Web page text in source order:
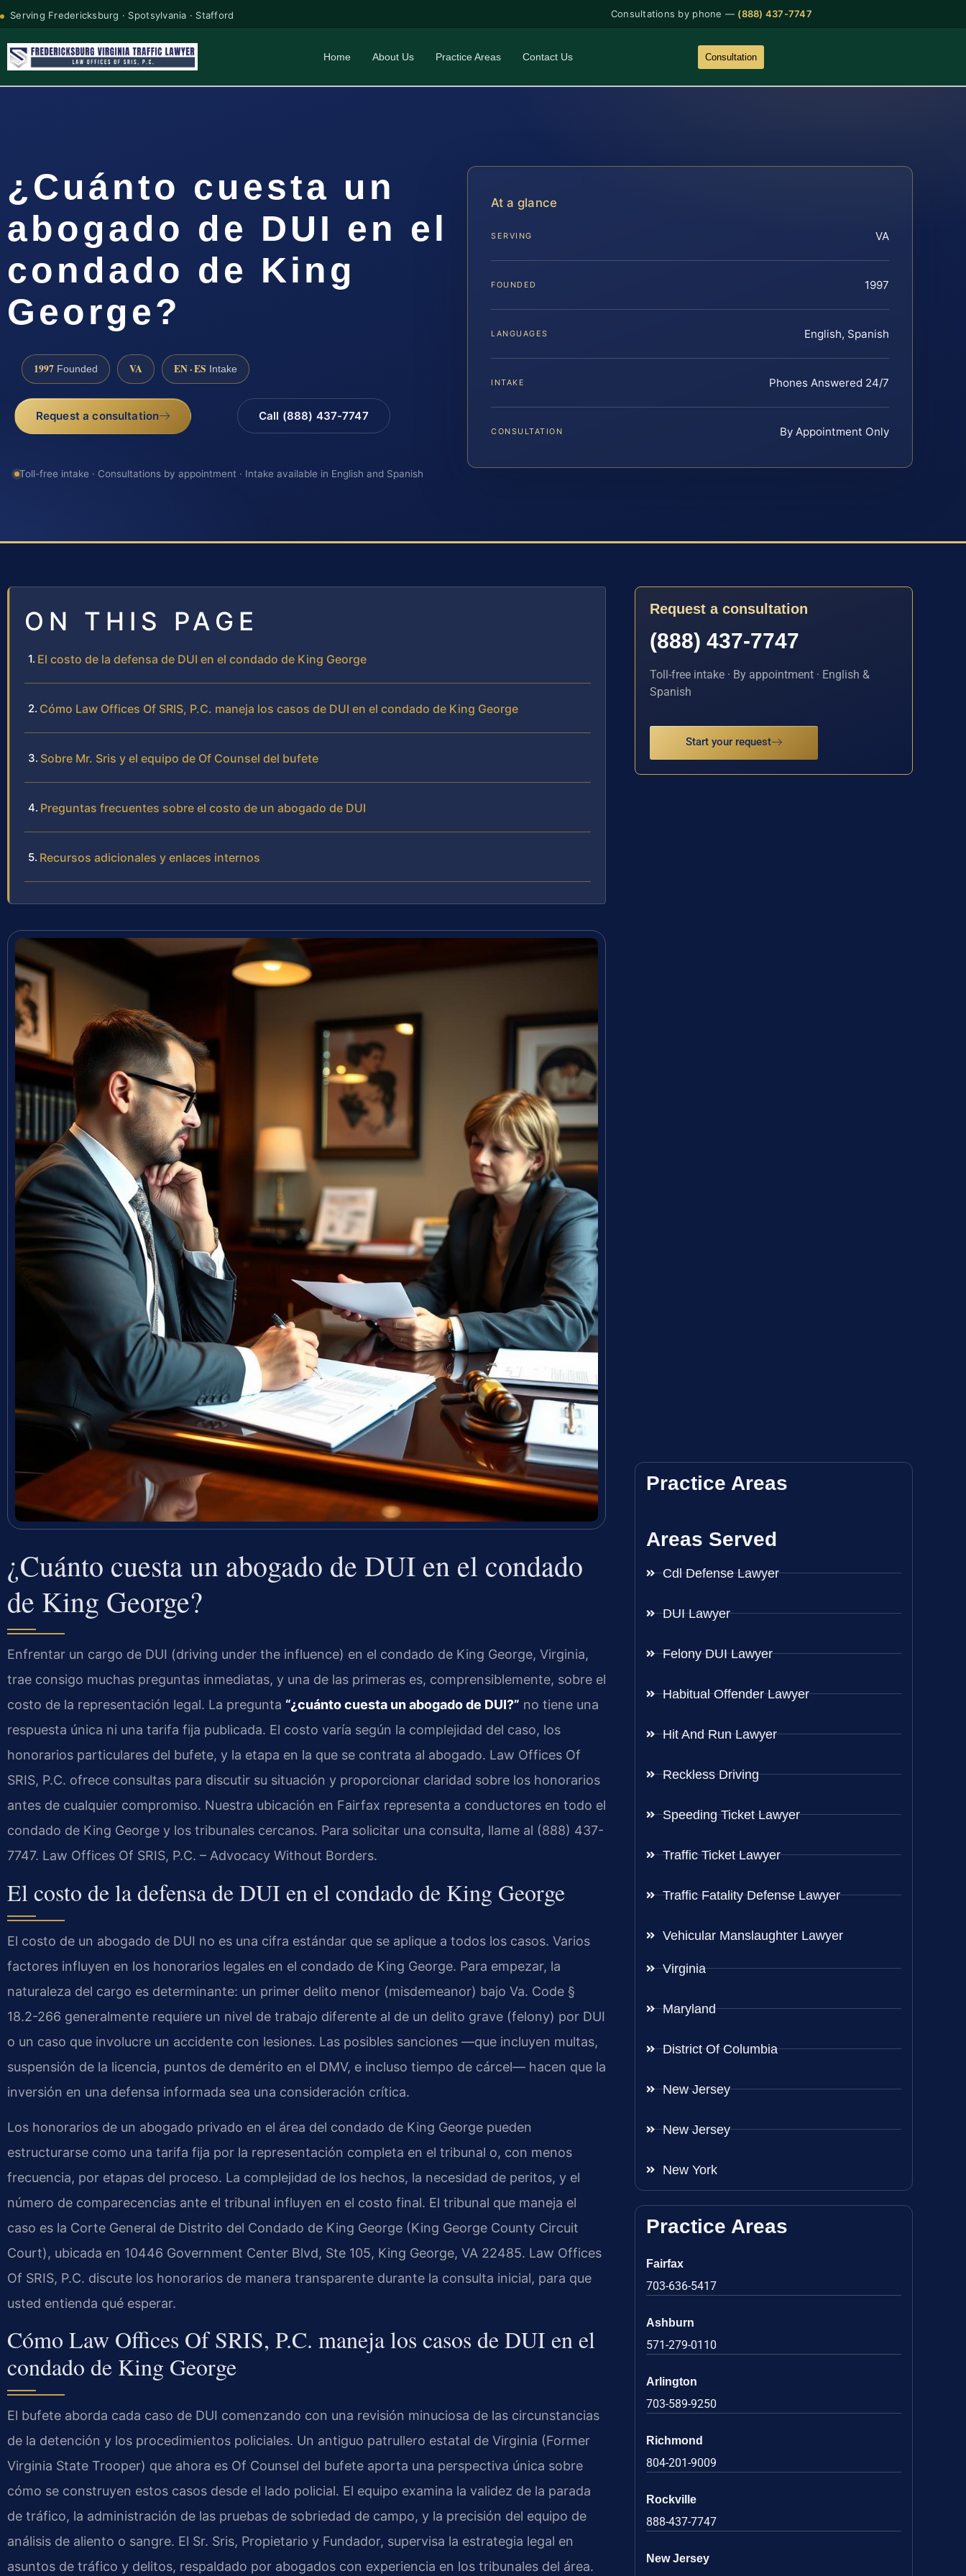
Serving Fredericksburg · Spotsylvania · Stafford Consultations by phone — (888) 437-7747
Home About Us Practice Areas Contact Us Consultation
¿Cuánto cuesta un
abogado de DUI en el
condado de King
George?
1997 Founded VA EN · ES Intake
Request a consultation Call (888) 437-7747
Toll-free intake · Consultations by appointment · Intake available in English and Spanish
At a glance
SERVING VA
FOUNDED 1997
LANGUAGES English, Spanish
INTAKE Phones Answered 24/7
CONSULTATION By Appointment Only
ON THIS PAGE
El costo de la defensa de DUI en el condado de King George
Cómo Law Offices Of SRIS, P.C. maneja los casos de DUI en el condado de King George
Sobre Mr. Sris y el equipo de Of Counsel del bufete
Preguntas frecuentes sobre el costo de un abogado de DUI
Recursos adicionales y enlaces internos
¿Cuánto cuesta un abogado de DUI en el condado
de King George?
Enfrentar un cargo de DUI (driving under the influence) en el condado de King George, Virginia,
trae consigo muchas preguntas inmediatas, y una de las primeras es, comprensiblemente, sobre el
costo de la representación legal. La pregunta “¿cuánto cuesta un abogado de DUI?” no tiene una
respuesta única ni una tarifa fija publicada. El costo varía según la complejidad del caso, los
honorarios particulares del bufete, y la etapa en la que se contrata al abogado. Law Offices Of
SRIS, P.C. ofrece consultas para discutir su situación y proporcionar claridad sobre los honorarios
antes de cualquier compromiso. Nuestra ubicación en Fairfax representa a conductores en todo el
condado de King George y los tribunales cercanos. Para solicitar una consulta, llame al (888) 437-
7747. Law Offices Of SRIS, P.C. – Advocacy Without Borders.
El costo de la defensa de DUI en el condado de King George
El costo de un abogado de DUI no es una cifra estándar que se aplique a todos los casos. Varios
factores influyen en los honorarios legales en el condado de King George. Para empezar, la
naturaleza del cargo es determinante: un primer delito menor (misdemeanor) bajo Va. Code §
18.2-266 generalmente requiere un nivel de trabajo diferente al de un delito grave (felony) por DUI
o un caso que involucre un accidente con lesiones. Las posibles sanciones —que incluyen multas,
suspensión de la licencia, puntos de demérito en el DMV, e incluso tiempo de cárcel— hacen que la
inversión en una defensa informada sea una consideración crítica.
Los honorarios de un abogado privado en el área del condado de King George pueden
estructurarse como una tarifa fija por la representación completa en el tribunal o, con menos
frecuencia, por etapas del proceso. La complejidad de los hechos, la necesidad de peritos, y el
número de comparecencias ante el tribunal influyen en el costo final. El tribunal que maneja el
caso es la Corte General de Distrito del Condado de King George (King George County Circuit
Court), ubicada en 10446 Government Center Blvd, Ste 105, King George, VA 22485. Law Offices
Of SRIS, P.C. discute los honorarios de manera transparente durante la consulta inicial, para que
usted entienda qué esperar.
Cómo Law Offices Of SRIS, P.C. maneja los casos de DUI en el
condado de King George
El bufete aborda cada caso de DUI comenzando con una revisión minuciosa de las circunstancias
de la detención y los procedimientos policiales. Un antiguo patrullero estatal de Virginia (Former
Virginia State Trooper) que ahora es Of Counsel del bufete aporta una perspectiva única sobre
cómo se construyen estos casos desde el lado policial. El equipo examina la validez de la parada
de tráfico, la administración de las pruebas de sobriedad de campo, y la precisión del equipo de
análisis de aliento o sangre. El Sr. Sris, Propietario y Fundador, supervisa la estrategia legal en
asuntos de tráfico y delitos, respaldado por abogados con experiencia en los tribunales del área.
Request a consultation
(888) 437-7747
Toll-free intake · By appointment · English &
Spanish
Start your request
Practice Areas
Areas Served
Cdl Defense Lawyer
DUI Lawyer
Felony DUI Lawyer
Habitual Offender Lawyer
Hit And Run Lawyer
Reckless Driving
Speeding Ticket Lawyer
Traffic Ticket Lawyer
Traffic Fatality Defense Lawyer
Vehicular Manslaughter Lawyer
Virginia
Maryland
District Of Columbia
New Jersey
New Jersey
New York
Practice Areas
Fairfax
703-636-5417
Ashburn
571-279-0110
Arlington
703-589-9250
Richmond
804-201-9009
Rockville
888-437-7747
New Jersey